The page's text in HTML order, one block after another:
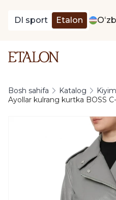
DI sport Etalon
Bosh sahifa Katalog
Ayollar kulrang kurtka BOSS